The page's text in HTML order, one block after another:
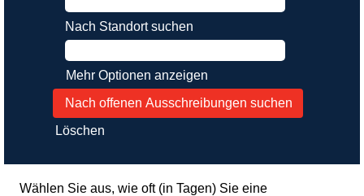
Nach Standort suchen
Mehr Optionen anzeigen
Löschen
Wählen Sie aus, wie oft (in Tagen) Sie eine